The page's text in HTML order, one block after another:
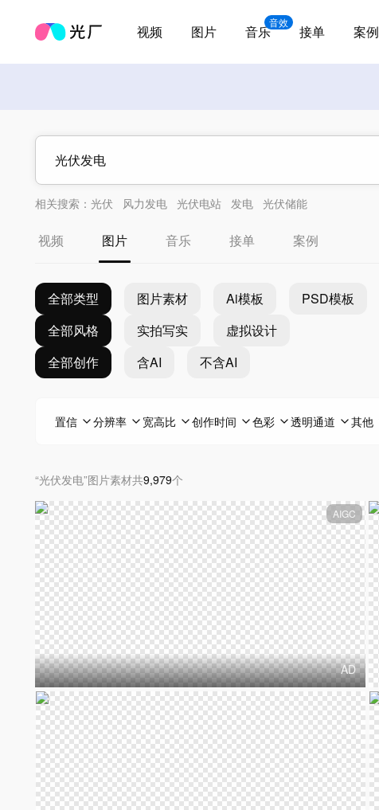
视频 图片
音效
音乐 接单 案例
相关搜索： 光伏 风力发电 光伏电站 发电 光伏储能
视频 图片 音乐 接单 案例
全部类型 图片素材 Ai模板 PSD模板
全部风格 实拍写实
虚拟设计
全部创作
含AI 不含AI
置信 分辨率 宽高比 创作时间 色彩 透明通道 其他
“光伏发电”图片素材共9,979个
AIGC
AD